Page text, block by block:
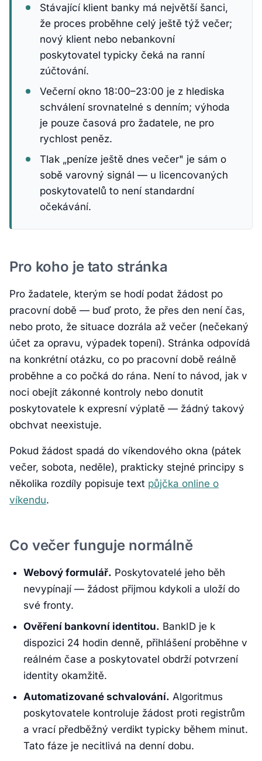
Stávající klient banky má největší šanci,
že proces proběhne celý ještě týž večer;
nový klient nebo nebankovní
poskytovatel typicky čeká na ranní
zúčtování.
Večerní okno 18:00–23:00 je z hlediska
schválení srovnatelné s denním; výhoda
je pouze časová pro žadatele, ne pro
rychlost peněz.
Tlak „peníze ještě dnes večer" je sám o
sobě varovný signál — u licencovaných
poskytovatelů to není standardní
očekávání.
Pro koho je tato stránka
Pro žadatele, kterým se hodí podat žádost po
pracovní době — buď proto, že přes den není čas,
nebo proto, že situace dozrála až večer (nečekaný
účet za opravu, výpadek topení). Stránka odpovídá
na konkrétní otázku, co po pracovní době reálně
proběhne a co počká do rána. Není to návod, jak v
noci obejít zákonné kontroly nebo donutit
poskytovatele k expresní výplatě — žádný takový
obchvat neexistuje.
Pokud žádost spadá do víkendového okna (pátek
večer, sobota, neděle), prakticky stejné principy s
několika rozdíly popisuje text půjčka online o
víkendu.
Co večer funguje normálně
Webový formulář. Poskytovatelé jeho běh
nevypínají — žádost přijmou kdykoli a uloží do
své fronty.
Ověření bankovní identitou. BankID je k
dispozici 24 hodin denně, přihlášení proběhne v
reálném čase a poskytovatel obdrží potvrzení
identity okamžitě.
Automatizované schvalování. Algoritmus
poskytovatele kontroluje žádost proti registrům
a vrací předběžný verdikt typicky během minut.
Tato fáze je necitlivá na denní dobu.